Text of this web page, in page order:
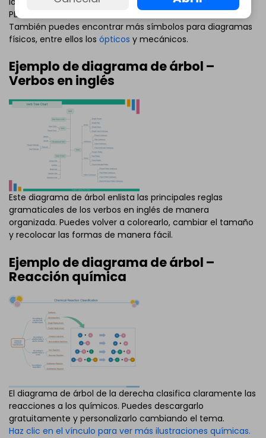
PDF.
También puedes encontrar más símbolos para diagramas
físicos, entre ellos los ópticos y mecánicos.
Ejemplo de diagrama de árbol –
Verbos en inglés
Este diagrama de árbol enlista las principales reglas
gramaticales de los verbos en inglés de manera
organizada. Puedes volver a colorearlo, cambiar el tamaño
y recolocar las formas de manera fácil.
Ejemplo de diagrama de árbol –
Reacción química
El diagrama de árbol de la derecha clasifica claramente las
reacciones a los químicos. Puedes descargarlo
gratuitamente y personalizarlo cambiando el tema.
Haz clic en el vínculo para ver más ilustraciones químicas.